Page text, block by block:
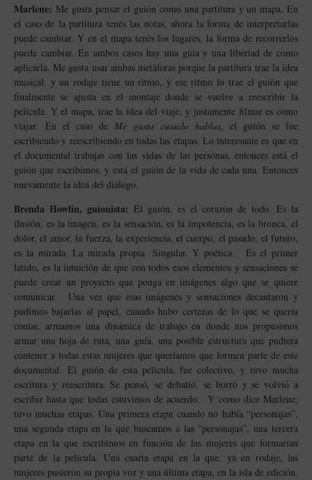
Marlene: Me gusta pensar el guión como una partitura y un mapa. En
el caso de la partitura tenés las notas, ahora la forma de interpretarlas
puede cambiar. Y en el mapa tenés los lugares, la forma de recorrerlos
puede cambiar. En ambos casos hay una guía y una libertad de como
aplicarla. Me gusta usar ambas metáforas porque la partitura trae la idea
musical, y un rodaje tiene un ritmo, y ese ritmo lo trae el guión que
finalmente se ajusta en el montaje donde se vuelve a reescribir la
película. Y el mapa, trae la idea del viaje, y justamente filmar es como
viajar. En el caso de Me gusta cuando hablas , el guión se fue
escribiendo y reescribiendo en todas las etapas. Lo interesante es que en
el documental trabajas con las vidas de las personas, entonces está el
guión que escribimos, y está el guión de la vida de cada una. Entonces
nuevamente la idea del diálogo.
Brenda Howlin, guionista: El guión, es el corazón de todo. Es la
ilusión, es la imagen, es la sensación, es la impotencia, es la bronca, el
dolor, el amor, la fuerza, la experiencia, el cuerpo, el pasado, el futuro,
es la mirada. La mirada propia. Singular. Y poética. Es el primer
latido, es la intuición de que con todos esos elementos y sensaciones se
puede crear un proyecto que ponga en imágenes algo que se quiere
comunicar. Una vez que esas imágenes y sensaciones decantaron y
pudimos bajarlas al papel, cuando hubo certezas de lo que se quería
contar, armamos una dinámica de trabajo en donde nos propusimos
armar una hoja de ruta, una guía, una posible estructura que pudiera
contener a todas estas mujeres que queríamos que formen parte de este
documental. El guión de esta película, fue colectivo, y tuvo mucha
escritura y reescritura. Se pensó, se debatió, se borró y se volvió a
escribir hasta que todas estuvimos de acuerdo. Y como dice Marlene,
tuvo muchas etapas. Una primera etapa cuando no había “personajas”,
una segunda etapa en la que buscamos a las “personajas”, una tercera
etapa en la que escribimos en función de las mujeres que formarían
parte de la película. Una cuarta etapa en la que, ya en rodaje, las
mujeres pusieron su propia voz y una última etapa, en la isla de edición.